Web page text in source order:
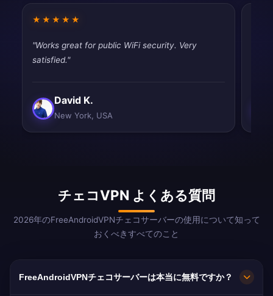
★★★★★
"Works great for public WiFi security. Very
satisfied."
David K.
New York, USA
チェコVPN よくある質問
2026年のFreeAndroidVPNチェコサーバーの使用について知って
おくべきすべてのこと
FreeAndroidVPNチェコサーバーは本当に無料ですか？